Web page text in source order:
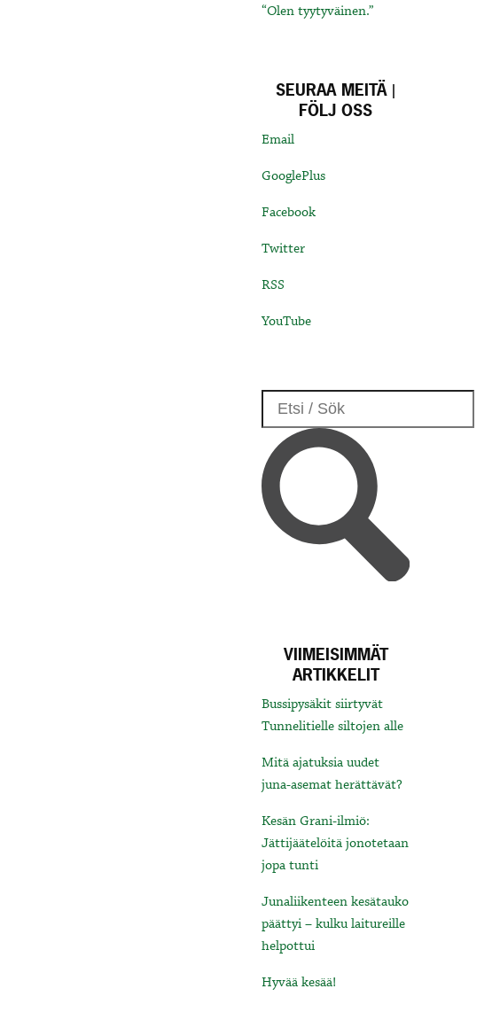
“Olen tyytyväinen.”
SEURAA MEITÄ |
FÖLJ OSS
Email
GooglePlus
Facebook
Twitter
RSS
YouTube
VIIMEISIMMÄT
ARTIKKELIT
Bussipysäkit siirtyvät
Tunnelitielle siltojen alle
Mitä ajatuksia uudet
juna-asemat herättävät?
Kesän Grani-ilmiö:
Jättijäätelöitä jonotetaan
jopa tunti
Junaliikenteen kesätauko
päättyi – kulku laitureille
helpottui
Hyvää kesää!